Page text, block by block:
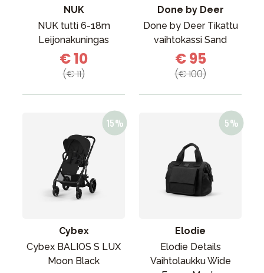
NUK
NUK tutti 6-18m
Leijonakuningas
€ 10
(€ 11)
Done by Deer
Done by Deer Tikattu
vaihtokassi Sand
€ 95
(€ 100)
Cybex
Cybex BALIOS S LUX
Moon Black
Elodie
Elodie Details
Vaihtolaukku Wide